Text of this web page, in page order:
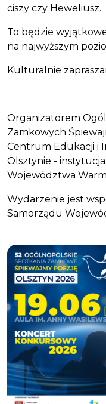
ciszy czy Heweliusz.
To będzie
na najwyższym
Kulturalnie
Organizatorem
Zamkowych
Centrum Edukacji i
Olsztynie -
Województwa
Wydarzenie jest
Samorządu